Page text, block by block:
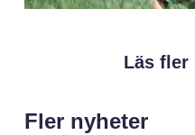
Läs fler
Fler nyheter